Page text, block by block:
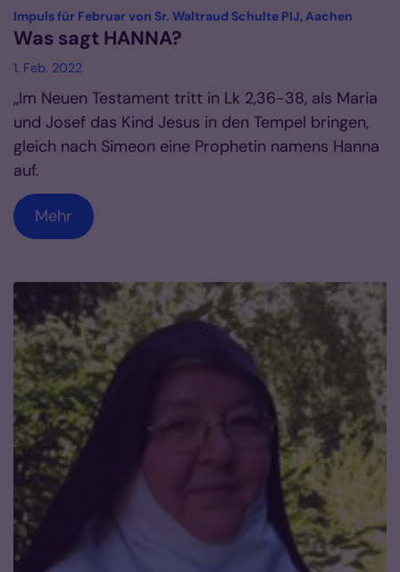
Impuls für Februar von Sr. Waltraud Schulte PIJ, Aachen
Was sagt HANNA?
1. Feb. 2022
„Im Neuen Testament tritt in Lk 2,36-38, als Maria
und Josef das Kind Jesus in den Tempel bringen,
gleich nach Simeon eine Prophetin namens Hanna
auf.
Mehr